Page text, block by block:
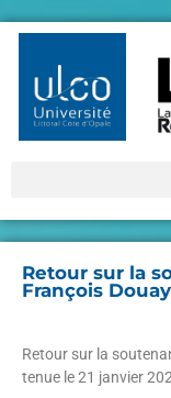
Retour sur la
François
Retour sur la
tenue le 21 janvier